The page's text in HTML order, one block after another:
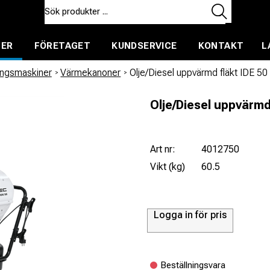
FÖRETAGET KUNDSERVICE KONTAKT
/ Värmekanoner / Olje/Diesel uppvärmd fläkt IDE 50
Olje/Diesel
Art nr:
4012750
Vikt (kg)
60.5
Logga in för pris
Beställningsvara